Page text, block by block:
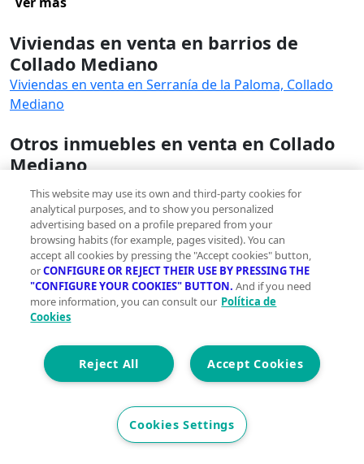
Viviendas en venta en barrios de
Collado Mediano
Viviendas en venta en Serranía de la Paloma, Collado
Mediano
Otros inmuebles en venta en Collado
Mediano
Pisos en venta en Collado Mediano
Casas en venta en Collado Mediano
Locales en venta en Collado Mediano
Oficinas en venta en Collado Mediano
Ver más
Encuentra más viviendas en Collado
Mediano
Viviendas en venta con piscina en Collado Mediano
Viviendas en venta con parking en Collado Mediano
Viviendas en venta con terraza en Collado Mediano
Viviendas en venta con trastero en Collado Mediano
This website may use its own and third-party cookies for
analytical purposes, and to show you personalized
advertising based on a profile prepared from your
browsing habits (for example, pages visited). You can
accept all cookies by pressing the "Accept cookies" button,
orCONFIGURE OR REJECT THEIR USE BY PRESSING THE
"CONFIGURE YOUR COOKIES" BUTTON. And if you need
more information, you can consult our Política de
Cookies
Accept Cookies
Reject All
Cookies Settings